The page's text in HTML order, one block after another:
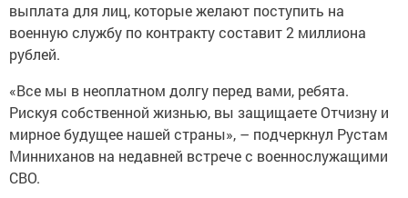
выплата для лиц, которые желают поступить на
военную службу по контракту составит 2 миллиона
рублей.
«Все мы в неоплатном долгу перед вами, ребята.
Рискуя собственной жизнью, вы защищаете Отчизну и
мирное будущее нашей страны», – подчеркнул Рустам
Минниханов на недавней встрече с военнослужащими
СВО.